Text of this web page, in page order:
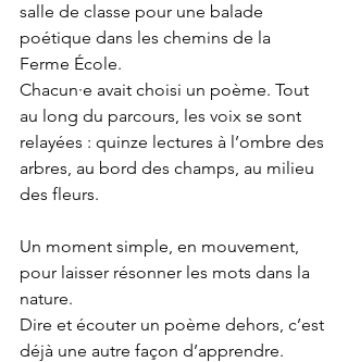
salle de classe pour une balade
poétique dans les chemins de la
Ferme École.
Chacun·e avait choisi un poème. Tout
au long du parcours, les voix se sont
relayées : quinze lectures à l’ombre des
arbres, au bord des champs, au milieu
des fleurs.
Un moment simple, en mouvement,
pour laisser résonner les mots dans la
nature.
Dire et écouter un poème dehors, c’est
déjà une autre façon d’apprendre.